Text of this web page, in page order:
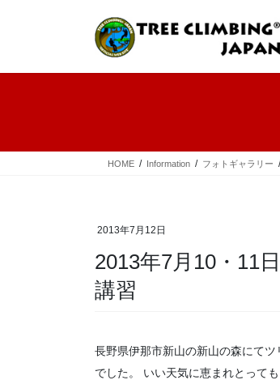
ツ
シ
HOME Information フォトギャラリー
2013年7月12日
2013年7月10・11
講習
長野県伊那市新山の新山の森にて
でした。 いい天気に恵まれとって